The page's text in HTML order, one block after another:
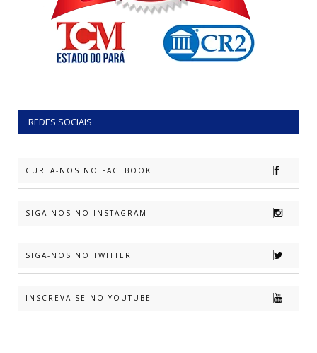
REDES SOCIAIS
CURTA-NOS NO FACEBOOK
SIGA-NOS NO INSTAGRAM
SIGA-NOS NO TWITTER
INSCREVA-SE NO YOUTUBE